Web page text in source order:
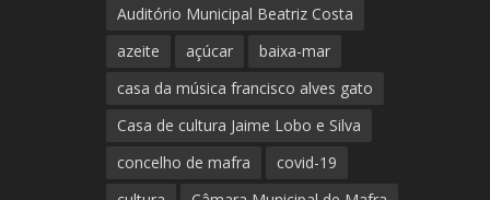
Auditório Municipal Beatriz Costa
azeite
açúcar
baixa-mar
casa da música francisco alves gato
Casa de cultura Jaime Lobo e Silva
concelho de mafra
covid-19